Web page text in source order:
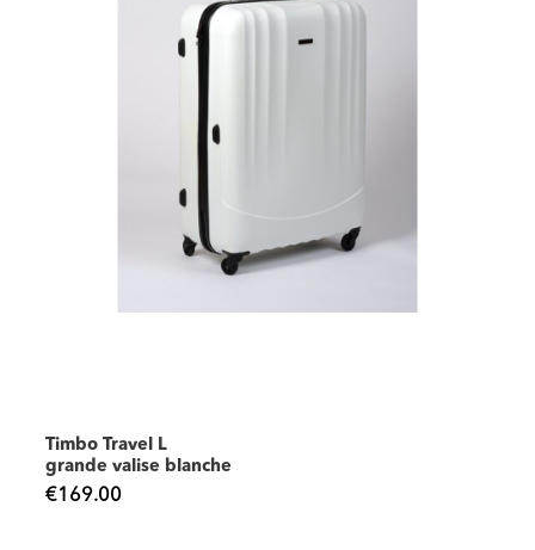
Timbo Travel L
grande valise blanche
€169.00